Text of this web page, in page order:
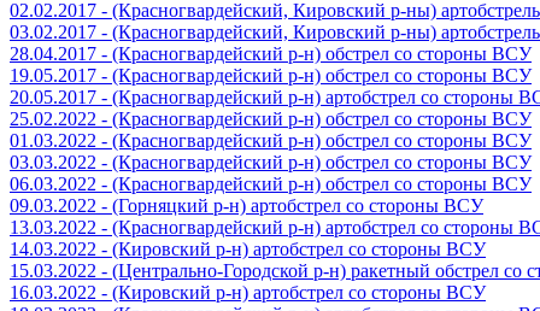
02.02.2017 - (Красногвардейский, Кировский р-ны)
03.02.2017 - (Красногвардейский, Кировский р-ны)
28.04.2017 - (Красногвардейский р-н) обстрел со стороны ВСУ
19.05.2017 - (Красногвардейский р-н) обстрел со стороны ВСУ
20.05.2017 - (Красногвардейский р-н) артобстрел со стороны
25.02.2022 - (Красногвардейский р-н) обстрел со стороны ВСУ
01.03.2022 - (Красногвардейский р-н) обстрел со стороны ВСУ
03.03.2022 - (Красногвардейский р-н) обстрел со стороны ВСУ
06.03.2022 - (Красногвардейский р-н) обстрел со стороны ВСУ
09.03.2022 - (Горняцкий р-н) артобстрел со стороны ВСУ
13.03.2022 - (Красногвардейский р-н) артобстрел со стороны
14.03.2022 - (Кировский р-н) артобстрел со стороны ВСУ
15.03.2022 - (Центрально-Городской р-н) ракетный обстрел со
16.03.2022 - (Кировский р-н) артобстрел со стороны ВСУ